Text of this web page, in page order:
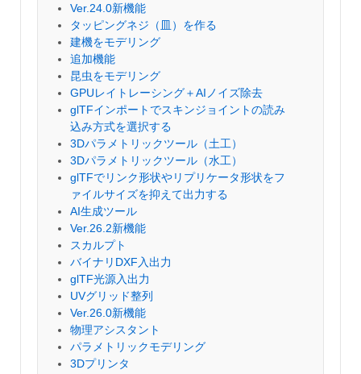
Ver.24.0新機能
タッピングネジ（皿）を作る
建機をモデリング
追加機能
昆虫をモデリング
GPUレイトレーシング＋AIノイズ除去
glTFインポートでスキンジョイントの読み
込み方式を選択する
3Dパラメトリックツール（土工）
3Dパラメトリックツール（水工）
glTFでリンク形状やリプリケータ形状をフ
ァイルサイズを抑えて出力する
AI生成ツール
Ver.26.2新機能
スカルプト
バイナリDXF入出力
glTF光源入出力
UVグリッド整列
Ver.26.0新機能
物理アシスタント
パラメトリックモデリング
3Dプリンタ